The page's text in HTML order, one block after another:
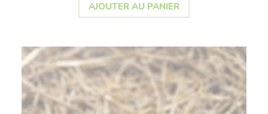
AJOUTER AU PANIER